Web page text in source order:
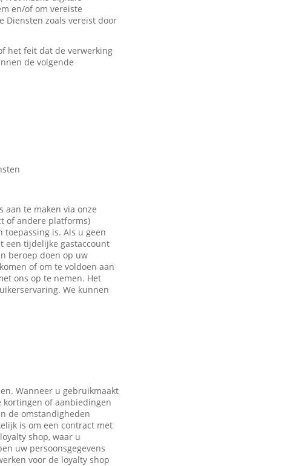
en/of om vereiste
Diensten zoals vereist door
het feit dat de verwerking
de volgende
aan te maken via onze
of andere platforms)
is. Als u geen
een tijdelijke gastaccount
beroep doen op uw
of om te voldoen aan
ons op te nemen. Het
We kunnen
Wanneer u gebruikmaakt
kortingen of aanbiedingen
de omstandigheden
is om een contract met
shop, waar u
uw persoonsgegevens
voor de loyalty shop